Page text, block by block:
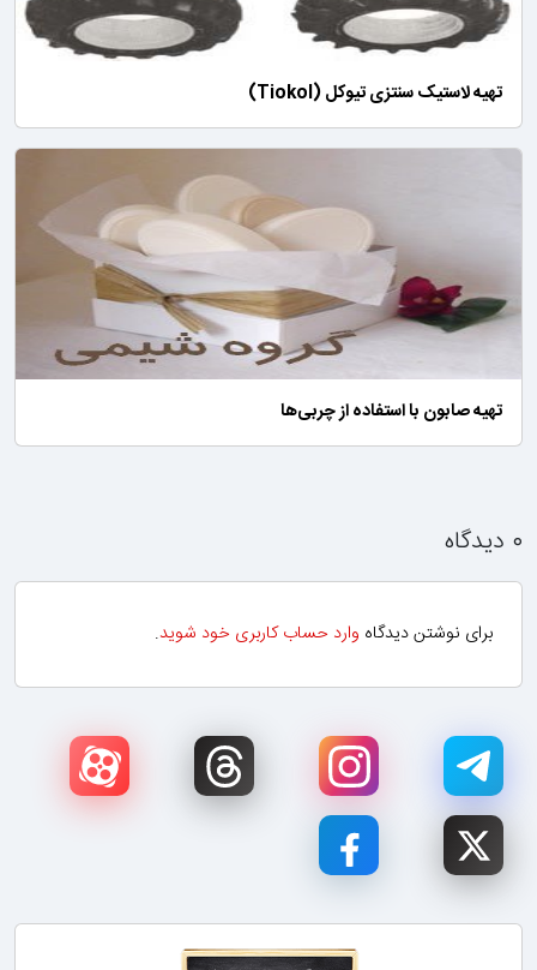
تهیه لاستیک سنتزی تیوکل (Tiokol)
تهیه صابون با استفاده از چربی‌ها
۰ دیدگاه
برای نوشتن دیدگاه وارد حساب کاربری خود شوید.